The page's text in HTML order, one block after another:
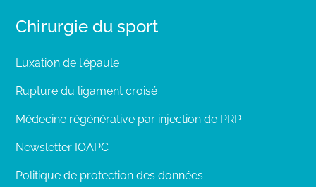
Chirurgie du sport
Luxation de l'épaule
Rupture du ligament croisé
Médecine régénérative par injection de PRP
Newsletter IOAPC
Politique de protection des données